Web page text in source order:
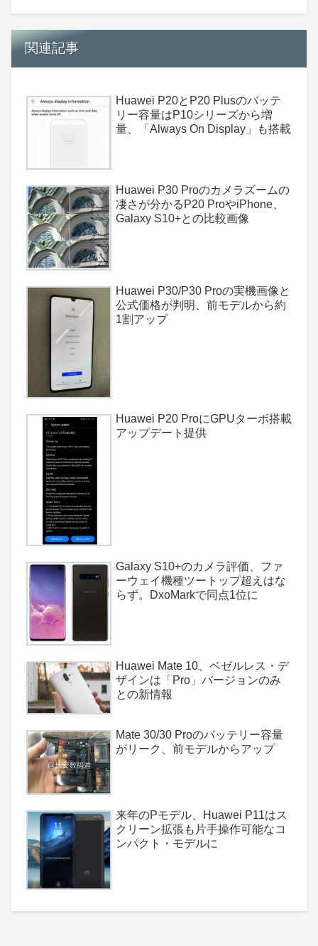
関連記事
Huawei P20とP20 Plusのバッテ
リー容量はP10シリーズから増
量、「Always On Display」も搭載
Huawei P30 Proのカメラズームの
凄さが分かるP20 ProやiPhone、
Galaxy S10+との比較画像
Huawei P30/P30 Proの実機画像と
公式価格が判明、前モデルから約
1割アップ
Huawei P20 ProにGPUターボ搭載
アップデート提供
Galaxy S10+のカメラ評価、ファ
ーウェイ機種ツートップ超えはな
らず。DxoMarkで同点1位に
Huawei Mate 10、ベゼルレス・デ
ザインは「Pro」バージョンのみ
との新情報
Mate 30/30 Proのバッテリー容量
がリーク、前モデルからアップ
来年のPモデル、Huawei P11はス
クリーン拡張も片手操作可能なコ
ンパクト・モデルに